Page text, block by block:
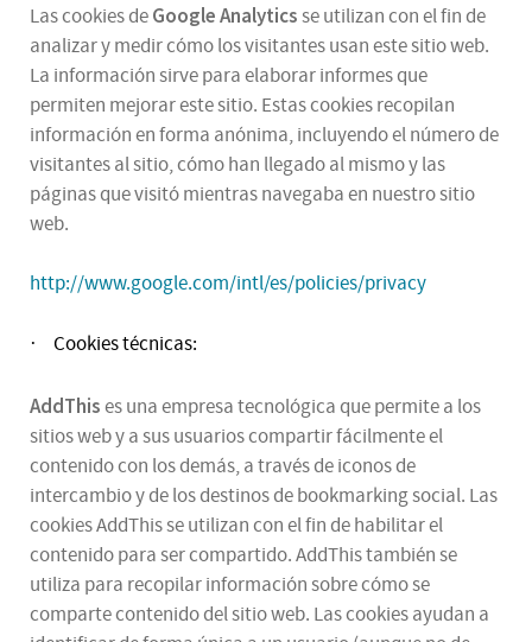
Las cookies deGoogle Analyticsse utilizan con el fin de
analizar y medir cómo los visitantes usan este sitio web.
La información sirve para elaborar informes que
permiten mejorar este sitio. Estas cookies recopilan
información en forma anónima, incluyendo el número de
visitantes al sitio, cómo han llegado al mismo y las
páginas que visitó mientras navegaba en nuestro sitio
web.
http://www.google.com/intl/es/policies/privacy
· Cookies técnicas:
AddThises una empresa tecnológica que permite a los
sitios web y a sus usuarios compartir fácilmente el
contenido con los demás, a través de iconos de
intercambio y de los destinos de bookmarking social. Las
cookies AddThis se utilizan con el fin de habilitar el
contenido para ser compartido. AddThis también se
utiliza para recopilar información sobre cómo se
comparte contenido del sitio web. Las cookies ayudan a